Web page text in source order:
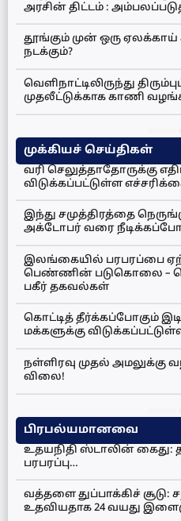
அரசின் திட்டம் :
தூங்கும் முன் ஒரு
நடக்கும்?
வெளிநாட்டிலிருந்து
முதலீட்டுக்காக காணி
முக்கியச் செய்திகள்
வரி செலுத்தாதோருக்கு
விடுக்கப்பட்டுள்ள
இந்து சமுத்திரத்தை
அக்டோபர் வரை
இலங்கையில் பரபரப்பை
பெண்ணின் படுகொலை –
பகீர் தகவல்கள்
கொட்டித் தீர்க்கப்போகும்
மக்களுக்கு
நள்ளிரவு முதல் அமலுக்கு
விலை!
பிரபல்யமானவை
உதயநிதி ஸ்டாலின் கைது:
பரபரப்பு…
வத்தளை துப்பாக்கிச் சூடு:
உதவியதாக 24 வயது